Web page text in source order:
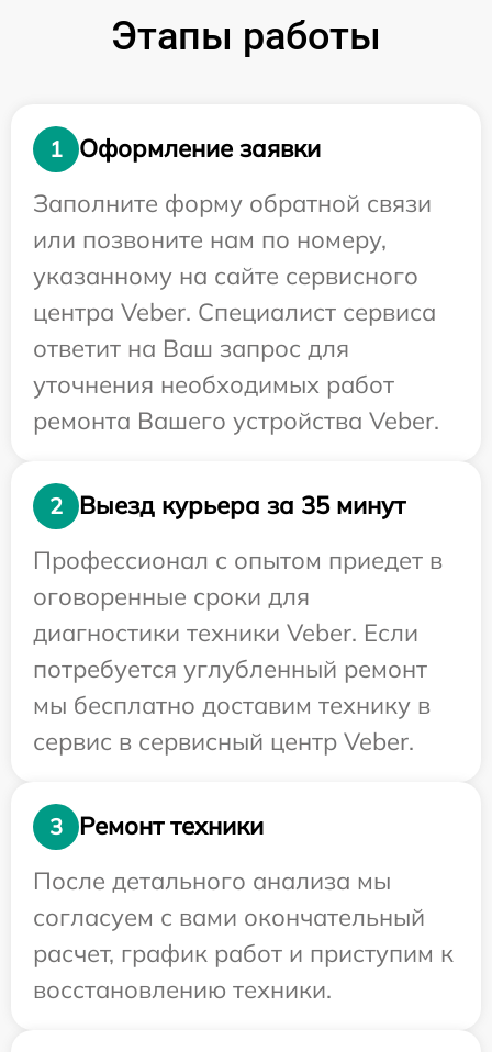
Этапы работы
1
Оформление заявки
Заполните форму обратной связи
или позвоните нам по номеру,
указанному на сайте сервисного
центра Veber. Специалист сервиса
ответит на Ваш запрос для
уточнения необходимых работ
ремонта Вашего устройства Veber.
2
Выезд курьера за 35 минут
Профессионал с опытом приедет в
оговоренные сроки для
диагностики техники Veber. Если
потребуется углубленный ремонт
мы бесплатно доставим технику в
сервис в сервисный центр Veber.
3
Ремонт техники
После детального анализа мы
согласуем с вами окончательный
расчет, график работ и приступим к
восстановлению техники.